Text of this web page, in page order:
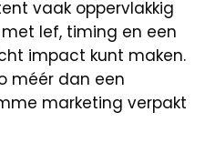
vaak oppervlakkig
lef, timing en een
impact kunt maken.
méér dan een
marketing verpakt